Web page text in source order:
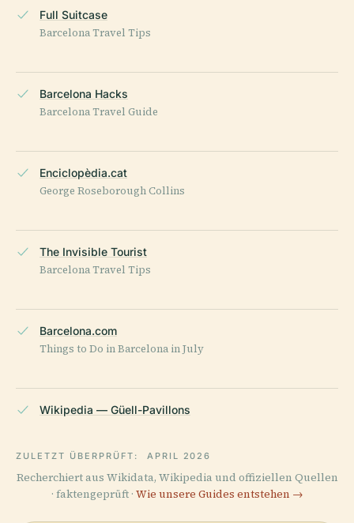
Full Suitcase
Barcelona Travel Tips
Barcelona Hacks
Barcelona Travel Guide
Enciclopèdia.cat
George Roseborough Collins
The Invisible Tourist
Barcelona Travel Tips
Barcelona.com
Things to Do in Barcelona in July
Wikipedia — Güell-Pavillons
ZULETZT ÜBERPRÜFT: APRIL 2026
Recherchiert aus Wikidata, Wikipedia und offiziellen Quellen
· faktengeprüft · Wie unsere Guides entstehen →